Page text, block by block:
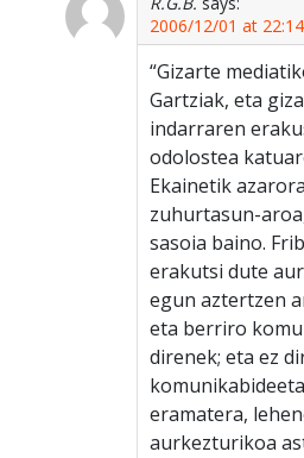
2006/12/01 at 22:14
“Gizarte
Gartziak, eta
indarraren
odolostea
Ekainetik
zuhurtasun-
sasoia baino.
erakutsi dute
egun aztertzen
eta berriro
direnek; eta ez
eramatera,
aurkezturikoa